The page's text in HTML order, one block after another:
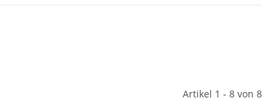
Artikel 1 - 8 von 8